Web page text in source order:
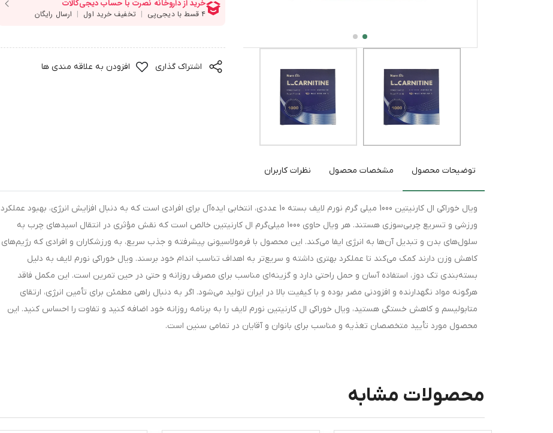
اشتراک گذاری افزودن به علاقه مندی ها
توضیحات محصول مشخصات محصول نظرات کاربران
ویال خوراکی ال کارنیتین 1000 میلی گرم نورم لایف بسته 10 عددی، انتخابی ایده‌آل برای افرادی است که به دنبال افزایش انرژی، بهبود عملکرد
ورزشی و تسریع چربی‌سوزی هستند. هر ویال حاوی 1000 میلی‌گرم ال کارنیتین خالص است که نقش مؤثری در انتقال اسیدهای چرب به
سلول‌های بدن و تبدیل آن‌ها به انرژی ایفا می‌کند. این محصول با فرمولاسیونی پیشرفته و جذب سریع، به ورزشکاران و افرادی که رژیم‌های
کاهش وزن دارند کمک می‌کند تا عملکرد بهتری داشته و سریع‌تر به اهداف تناسب اندام خود برسند. ویال خوراکی نورم لایف به دلیل
بسته‌بندی تک دوز، استفاده آسان و حمل راحتی دارد و گزینه‌ای مناسب برای مصرف روزانه و حتی در حین تمرین است. این مکمل فاقد
هرگونه مواد نگهدارنده و افزودنی مضر بوده و با کیفیت بالا در ایران تولید می‌شود. اگر به دنبال راهی مطمئن برای تأمین انرژی، ارتقای
متابولیسم و کاهش خستگی هستید، ویال خوراکی ال کارنیتین نورم لایف را به برنامه روزانه خود اضافه کنید و تفاوت را احساس کنید. این
محصول مورد تأیید متخصصان تغذیه و مناسب برای بانوان و آقایان در تمامی سنین است.
محصولات مشابه